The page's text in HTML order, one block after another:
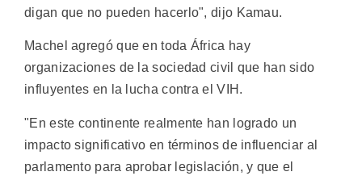
digan que no pueden hacerlo", dijo Kamau.
Machel agregó que en toda África hay
organizaciones de la sociedad civil que han sido
influyentes en la lucha contra el VIH.
"En este continente realmente han logrado un
impacto significativo en términos de influenciar al
parlamento para aprobar legislación, y que el